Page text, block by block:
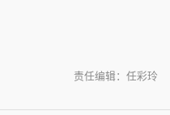
责任编辑：任彩玲